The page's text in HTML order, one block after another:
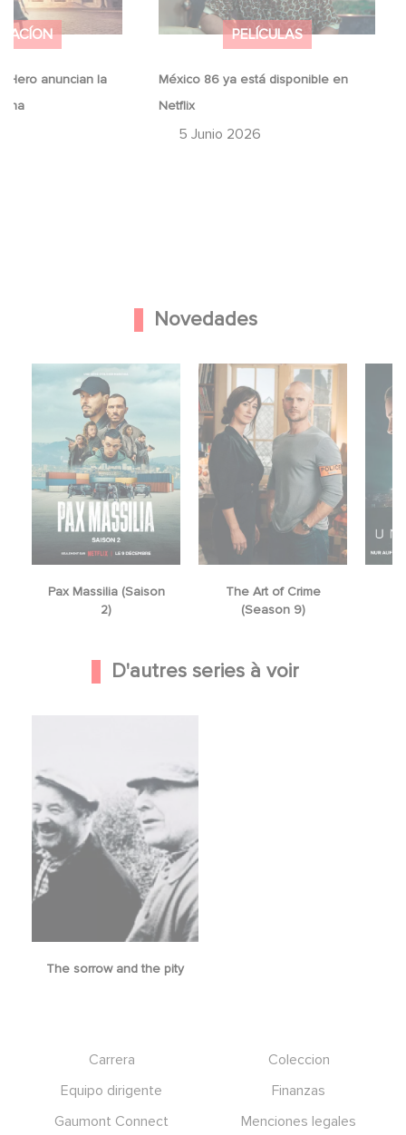
Hero anuncian la
PELÍCULAS
México 86 ya está disponible en
Netflix
5 Junio 2026
Novedades
Pax Massilia (Saison
2)
The Art of Crime
(Season 9)
D'autres series à voir
The sorrow and the pity
Carrera
Coleccion
Equipo dirigente
Finanzas
Gaumont Connect
Menciones legales